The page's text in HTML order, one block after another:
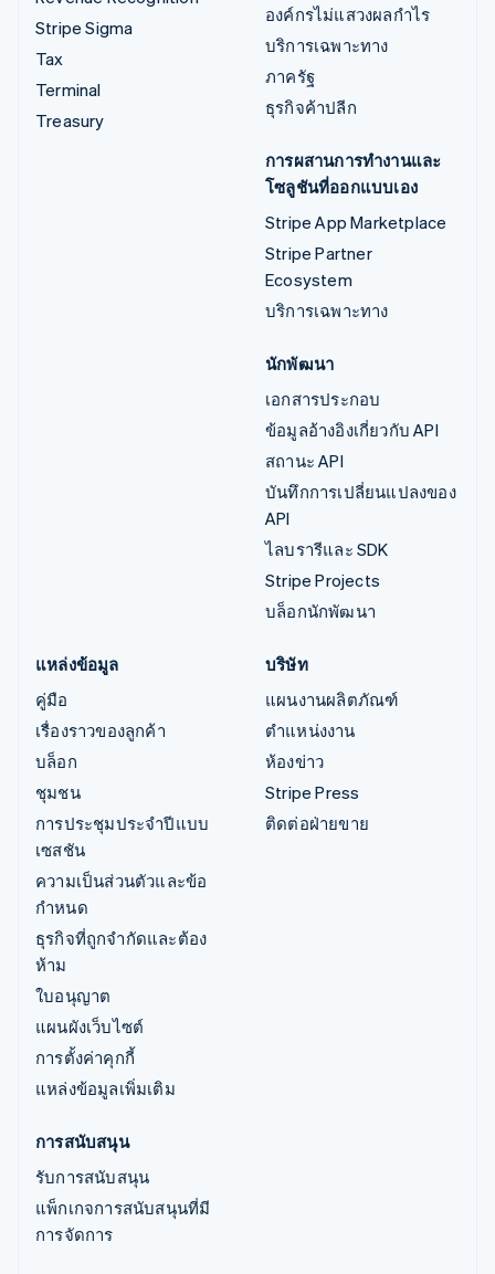
Stripe Sigma
Tax
Terminal
Treasury
องค์กรไม่แสวงผลกำไร
บริการเฉพาะทาง
ภาครัฐ
ธุรกิจค้าปลีก
การผสานการทำงานและ
โซลูชันที่ออกแบบเอง
Stripe App Marketplace
Stripe Partner
Ecosystem
บริการเฉพาะทาง
นักพัฒนา
เอกสารประกอบ
ข้อมูลอ้างอิงเกี่ยวกับ API
สถานะ API
บันทึกการเปลี่ยนแปลงของ
API
ไลบรารีและ SDK
Stripe Projects
บล็อกนักพัฒนา
แหล่งข้อมูล
คู่มือ
เรื่องราวของลูกค้า
บล็อก
ชุมชน
การประชุมประจำปีแบบ
เซสชัน
ความเป็นส่วนตัวและข้อ
กำหนด
ธุรกิจที่ถูกจำกัดและต้อง
ห้าม
ใบอนุญาต
แผนผังเว็บไซต์
การตั้งค่าคุกกี้
แหล่งข้อมูลเพิ่มเติม
บริษัท
แผนงานผลิตภัณฑ์
ตำแหน่งงาน
ห้องข่าว
Stripe Press
ติดต่อฝ่ายขาย
การสนับสนุน
รับการสนับสนุน
แพ็กเกจการสนับสนุนที่มี
การจัดการ